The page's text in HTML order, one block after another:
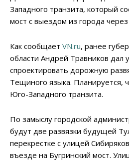
Западного транзита, который
мост с выездом из города
Как сообщает VN.ru, ранее
области Андрей Травников дал
спроектировать дорожную
Тещиного языка. Планируется,
Юго-Западного транзита.
По замыслу городской
будут две развязки будущей
перекрестке с улицей
въезде на Бугринский мост.